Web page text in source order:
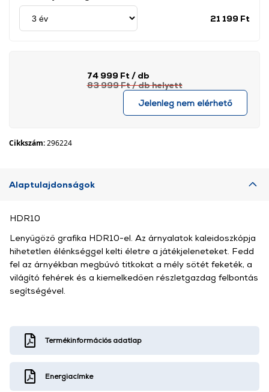
21 199 Ft
74 999 Ft / db
83 999 Ft/ dbhelyett
Jelenleg nem elérhető
Cikkszám:296224
Alaptulajdonságok
HDR10
Lenyűgöző grafika HDR10-el. Az árnyalatok kaleidoszkópja
hihetetlen élénkséggel kelti életre a játékjeleneteket. Fedd
fel az árnyékban megbúvó titkokat a mély sötét feketék, a
világító fehérek és a kiemelkedően részletgazdag felbontás
segítségével.
Termékinformációs adatlap
Energiacímke